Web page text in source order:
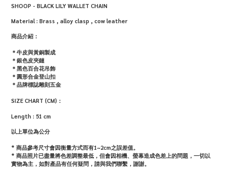
SHOOP - BLACK LILY WALLET CHAIN
Material : Brass , alloy clasp , cow leather
商品介紹：
＊牛皮與黃銅製成
＊銀色皮夾鏈
＊黑色百合花吊飾
＊圓形合金登山扣
＊品牌標誌雕刻五金
SIZE CHART (CM)：
Length : 51 cm
以上單位為公分
* 商品參考尺寸會因衡量方式而有1~2cm之誤差值。
* 商品照片已盡量將色差調整最低，但會因相機、螢幕造成色差上的問題，一切以
實物為主，如對產品有任何疑問，請與我們聯繫，謝謝。